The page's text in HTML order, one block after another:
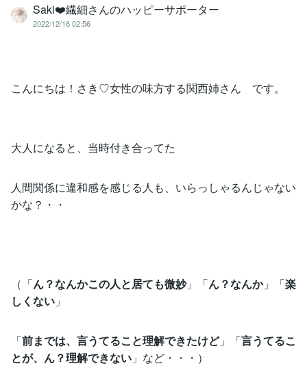
Saki❤️繊細さんのハッピーサポーター
2022/12/16 02:56
こんにちは！さき♡女性の味方する関西姉さん です。
大人になると、当時付き合ってた
人間関係に違和感を感じる人も、いらっしゃるんじゃない
かな？・・
（「ん？なんかこの人と居ても微妙」「ん？なんか」「楽
しくない 」
「前までは、言うてること理解できたけど」「言うてるこ
とが、ん？理解できない 」など・・・）